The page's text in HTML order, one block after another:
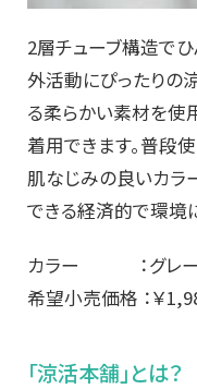
2層チューブ構造で
外活動にぴったりの
る柔らかい素材を使
着用できます。普段使
肌なじみの良いカラ
できる経済的で環境
カラー ：グレー/
希望小売価格 ：￥
「涼活本舗」とは？